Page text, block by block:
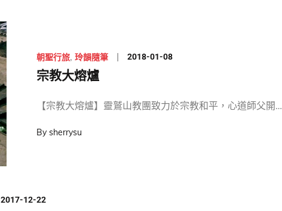
朝聖行旅 玲韻隨筆
Posted
2018-01-08
宗教大熔爐
【宗教大熔爐】靈鷲山教團致力於宗教和平，心道師父開…
By sherrysu
Posted
2017-12-22